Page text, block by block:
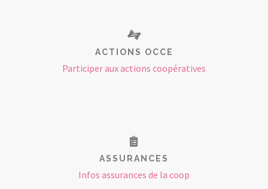
ACTIONS OCCE
Participer aux actions coopératives
ASSURANCES
Infos assurances de la coop